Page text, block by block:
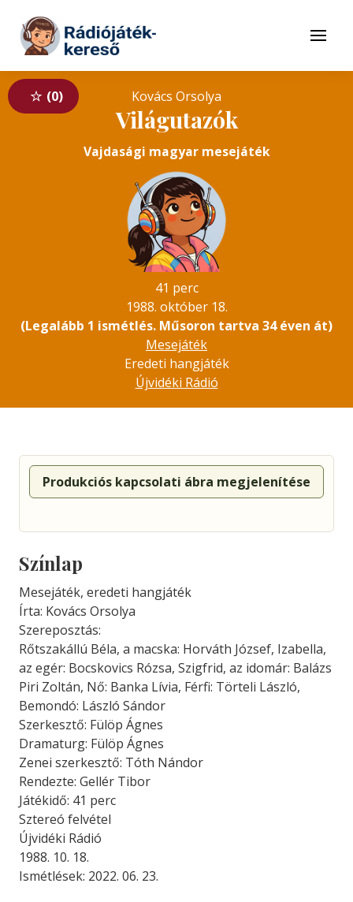
Tovább a tartalomhoz
Menü
0 Kovács Orsolya
Világutazók
Vajdasági magyar mesejáték
41 perc
1988. október 18.
(Legalább 1 ismétlés. Műsoron tartva 34 éven át)
Mesejáték
Eredeti hangjáték
Újvidéki Rádió
Produkciós kapcsolati ábra megjelenítése
Színlap
Mesejáték, eredeti hangjáték
Írta: Kovács Orsolya
Szereposztás:
Rőtszakállú Béla, a macska: Horváth József, Izabella,
az egér: Bocskovics Rózsa, Szigfrid, az idomár: Balázs
Piri Zoltán, Nő: Banka Lívia, Férfi: Törteli László,
Bemondó: László Sándor
Szerkesztő: Fülöp Ágnes
Dramaturg: Fülöp Ágnes
Zenei szerkesztő: Tóth Nándor
Rendezte: Gellér Tibor
Játékidő: 41 perc
Sztereó felvétel
Újvidéki Rádió
1988. 10. 18.
Ismétlések: 2022. 06. 23.